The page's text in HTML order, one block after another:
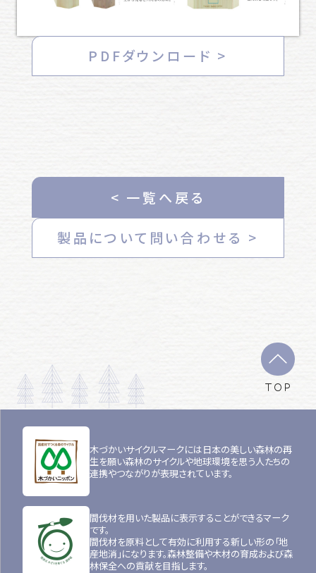
PDFダウンロード >
< 一覧へ戻る
製品について問い合わせる >
TOP
木づかいサイクルマークには日本の美しい森林の再
生を願い森林のサイクルや地球環境を思う人たちの
連携やつながりが表現されています。
間伐材を用いた製品に表示することができるマーク
です。
間伐材を原料として有効に利用する新しい形の「地
産地消」になります。森林整備や木材の育成および森
林保全への貢献を目指します。